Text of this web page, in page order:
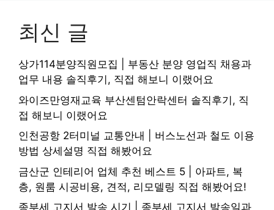
최신 글
상가114분양직원모집 | 부동산 분양 영업직 채용과
업무 내용 솔직후기, 직접 해보니 이랬어요
와이즈만영재교육 부산센텀안락센터 솔직후기, 직
접 해보니 이랬어요
인천공항 2터미널 교통안내 | 버스노선과 철도 이용
방법 상세설명 직접 해봤어요
금산군 인테리어 업체 추천 베스트 5 | 아파트, 복
층, 원룸 시공비용, 견적, 리모델링 직접 해봤어요!
종부세 고지서 발송 시기 | 종부세 고지서 발송일과